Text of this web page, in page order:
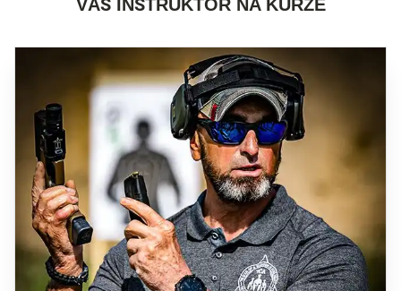
VÁŠ INŠTRUKTOR NA KURZE